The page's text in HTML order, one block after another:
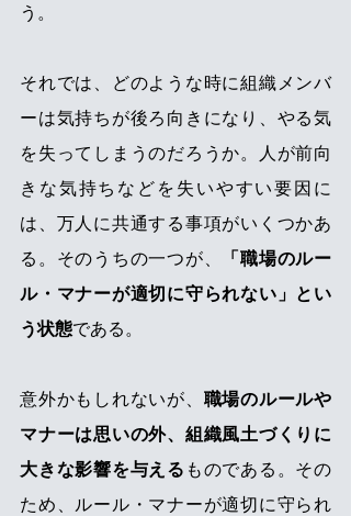
う。
それでは、どのような時に組織メンバ
ーは気持ちが後ろ向きになり、やる気
を失ってしまうのだろうか。人が前向
きな気持ちなどを失いやすい要因に
は、万人に共通する事項がいくつかあ
る。そのうちの一つが、
「職場のルー
ル・マナーが適切に守られない」とい
う状態である。
意外かもしれないが、 職場のルールや
マナーは思いの外、組織風土づくりに
大きな影響を与える ものである。その
ため、ルール・マナーが適切に守られ